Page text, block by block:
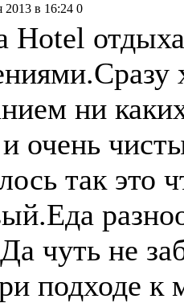
2013 в 16:24 0
Hotel
ни
очень
так это
чуть не
подходе к